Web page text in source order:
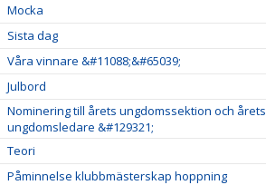
Mocka
Sista dag
Våra vinnare &#11088;&#65039;
Julbord
Nominering till årets ungdomssektion och årets
ungdomsledare &#129321;
Teori
Påminnelse klubbmästerskap hoppning